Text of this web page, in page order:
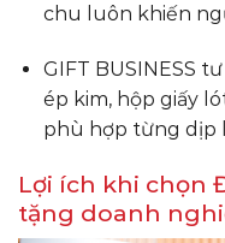
chu luôn khiến
GIFT BUSINESS
ép kim, hộp giấy
phù hợp từng dịp
Lợi ích khi chọn
tặng doanh